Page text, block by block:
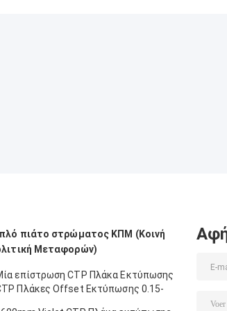
πιάτο στρώματος ΚΠΜ (Κοινή
Μεταφορών)
επίστρωση CTP Πλάκα Εκτύπωσης
Πλάκες Offset Εκτύπωσης 0.15-